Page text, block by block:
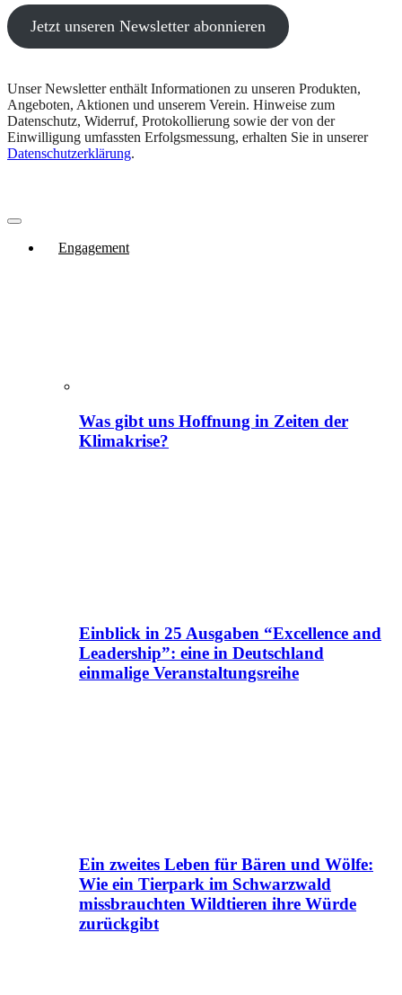
Jetzt unseren Newsletter abonnieren
Unser Newsletter enthält Informationen zu unseren Produkten,
Angeboten, Aktionen und unserem Verein. Hinweise zum
Datenschutz, Widerruf, Protokollierung sowie der von der
Einwilligung umfassten Erfolgsmessung, erhalten Sie in unserer
Datenschutzerklärung.
Engagement
Was gibt uns Hoffnung in Zeiten der
Klimakrise?
Einblick in 25 Ausgaben “Excellence and
Leadership”: eine in Deutschland
einmalige Veranstaltungsreihe
Ein zweites Leben für Bären und Wölfe:
Wie ein Tierpark im Schwarzwald
missbrauchten Wildtieren ihre Würde
zurückgibt